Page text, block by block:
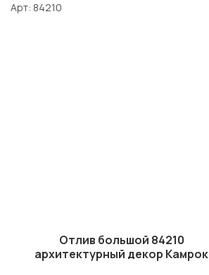
Арт 84210
Отлив большой 84210
архитектурный декор Камрок